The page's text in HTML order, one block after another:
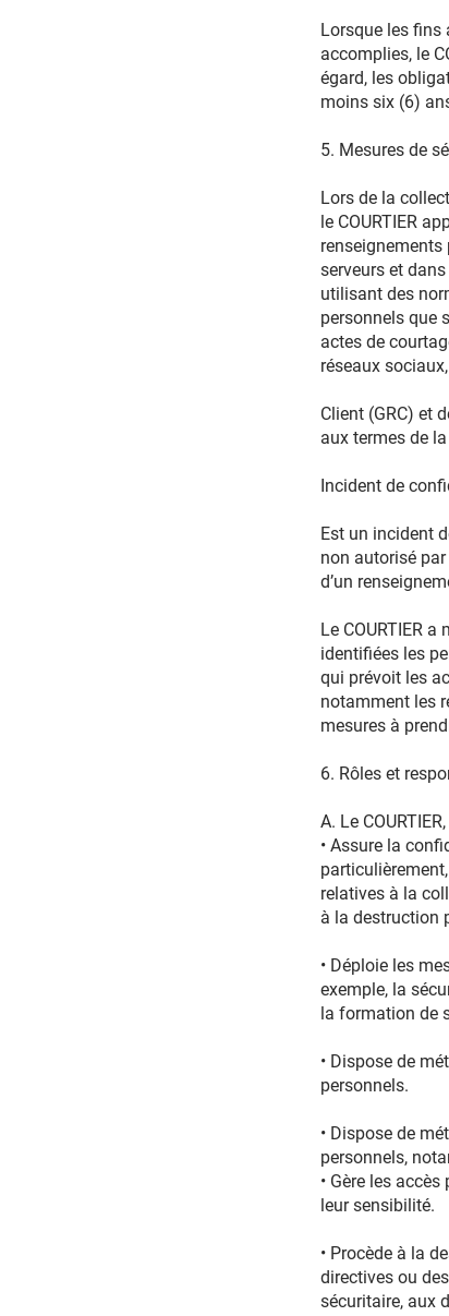
Lorsque les fins
accomplies, le
égard, les
moins six (6)
5. Mesures de
Lors de la
le COURTIER
serveurs et
utilisant des
personnels que
actes de
réseaux
Client (GRC) et
aux termes de
Incident de
Est un incident
non autorisé
d’un
Le COURTIER
identifiées les
qui prévoit les
notamment les
mesures à
6. Rôles et
A. Le
• Assure la
relatives à la
à la destruction
• Déploie les
exemple, la
la formation de
• Dispose de
personnels.
• Dispose de
personnels,
• Gère les
leur sensibilité.
• Procède à la
directives ou
sécuritaire, aux